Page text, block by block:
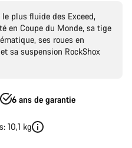
plus fluide des Exceed,
en Coupe du Monde, sa tige
ses roues en
sa suspension RockShox
6 ans de garantie
10,1 kg